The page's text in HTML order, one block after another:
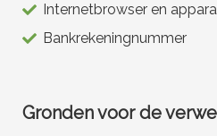
Internetbrowser en
Bankrekeningnummer
Gronden voor de